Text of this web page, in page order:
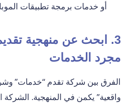
أو خدمات برمجة تطبيقات
3. ابحث عن منهجية
مجرد الخدمات
الفرق بين شركة تقدم “خدمات”
واقعية” يكمن في المنهجية. الشركة